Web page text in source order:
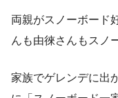
両親がスノーボード
んも由徠さんもスノ
家族でゲレンデに出